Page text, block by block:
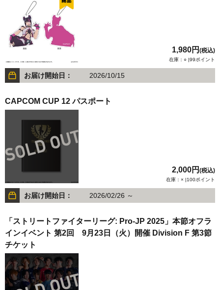
1,980円 (税込)
在庫：○ |99ポイント
お届け開始日： 2026/10/15
CAPCOM CUP 12 パスポート
2,000円 (税込)
在庫：× |100ポイント
お届け開始日： 2026/02/26 ～
「ストリートファイターリーグ: Pro-JP 2025」本節オフラ
インイベント 第2回 9月23日（火）開催 Division F 第3節
チケット